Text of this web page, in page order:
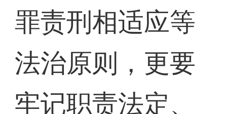
罪责刑相适应等
法治原则，更要
牢记职责法定、